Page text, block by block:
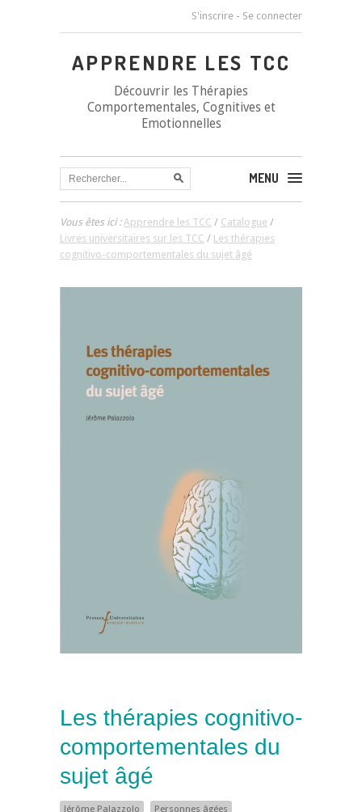
S'inscrire - Se connecter
APPRENDRE LES TCC
Découvrir les Thérapies
Comportementales, Cognitives et
Emotionnelles
MENU
Vous êtes ici :Apprendre les TCC / Catalogue /
Livres universitaires sur les TCC / Les thérapies
cognitivo-comportementales du sujet âgé
Les thérapies cognitivo-
comportementales du
sujet âgé
Jérôme Palazzolo
Personnes âgées